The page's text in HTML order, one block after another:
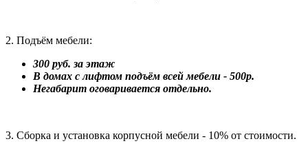
2. Подъём мебели:
300 руб. за этаж
В домах с лифтом подъём всей мебели - 500р.
Негабарит оговаривается отдельно.
3. Сборка и установка корпусной мебели - 10% от стоимости.